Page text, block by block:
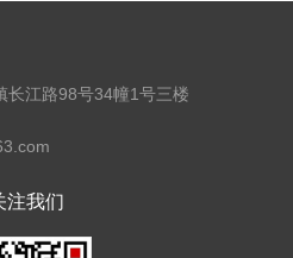
长江路98号34幢1号三楼
注我们